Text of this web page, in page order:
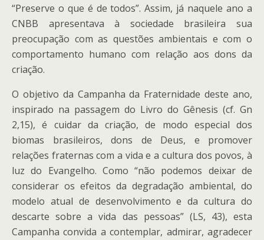
“Preserve o que é de todos”. Assim, já naquele ano a
CNBB apresentava à sociedade brasileira sua
preocupação com as questões ambientais e com o
comportamento humano com relação aos dons da
criação.
O objetivo da Campanha da Fraternidade deste ano,
inspirado na passagem do Livro do Gênesis (cf. Gn
2,15), é cuidar da criação, de modo especial dos
biomas brasileiros, dons de Deus, e promover
relações fraternas com a vida e a cultura dos povos, à
luz do Evangelho. Como “não podemos deixar de
considerar os efeitos da degradação ambiental, do
modelo atual de desenvolvimento e da cultura do
descarte sobre a vida das pessoas” (LS, 43), esta
Campanha convida a contemplar, admirar, agradecer